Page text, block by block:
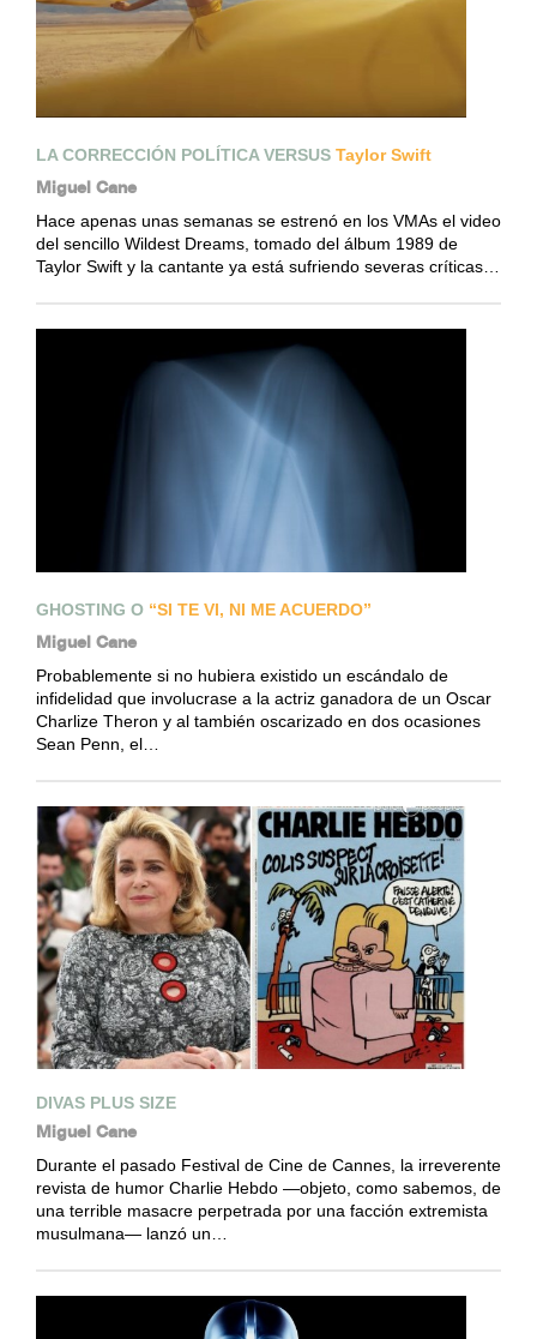
LA CORRECCIÓN POLÍTICA VERSUS Taylor Swift
Miguel Cane
Hace apenas unas semanas se estrenó en los VMAs el video
del sencillo Wildest Dreams, tomado del álbum 1989 de
Taylor Swift y la cantante ya está sufriendo severas críticas…
GHOSTING O “SI TE VI, NI ME ACUERDO”
Miguel Cane
Probablemente si no hubiera existido un escándalo de
infidelidad que involucrase a la actriz ganadora de un Oscar
Charlize Theron y al también oscarizado en dos ocasiones
Sean Penn, el…
DIVAS PLUS SIZE
Miguel Cane
Durante el pasado Festival de Cine de Cannes, la irreverente
revista de humor Charlie Hebdo —objeto, como sabemos, de
una terrible masacre perpetrada por una facción extremista
musulmana— lanzó un…